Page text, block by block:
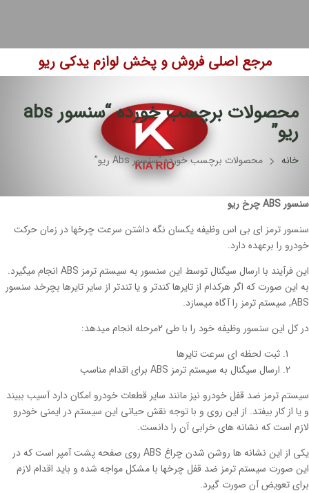
مرجع اصلی فروش و پخش لوازم یدکی ریو
محصولات برچسب خورده “سنسور abs
ریو”
خانه محصولات برچسب خورده “سنسور Abs ریو”
سنسور ABS چرخ ریو
سنسور ترمز ای بی اس وظیفه یکسان نگه داشتن سرعت چرخها در زمان حرکت
خودرو را برعهده دارد.
این فرآیند با ارسال سیگنال توسط این سنسور به سیستم ترمز ABS انجام میگیرد.
به این صورت که اگر هرکدام از تایرها کندتر و یا تندتر از سایر تایرها بچرخد سنسور
ABS, سیستم ترمز را آگاه میسازد.
در کل این سنسور وظیفه خود را با طی 2مرحله انجام میدهد:
ثبت لحظه ای سرعت تایرها
ارسال سیگنال به سیستم ترمز ABS برای اقدام مناسب
سیستم ترمز ضد قفل خودرو نیز مانند سایر قطعات خودرو امکان دارد آسیب ببیند
و یا از کار بیفتد. از این روی و با توجه نقش حیاتی این سیستم در ایمنی خودرو
لازم است که نشانه های خرابی آن را دانست.
یکی از این نشانه ها روشن شدن چراغ ABS روی صفحه پشت آمپر است که در
این صورت سیستم ترمز ضد قفل چرخها با مشکل مواجه شده و باید اقدام لازم
برای تعویض آن صورت گیرد.